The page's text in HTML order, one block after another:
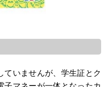
ていませんが、学生証とク